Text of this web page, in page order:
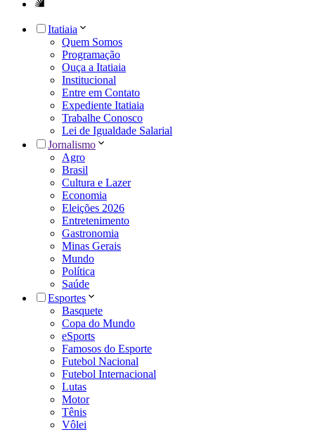
Itatiaia
Quem Somos
Programação
Ouça a Itatiaia
Institucional
Entre em Contato
Expediente Itatiaia
Trabalhe Conosco
Lei de Igualdade Salarial
Jornalismo
Agro
Brasil
Cultura e Lazer
Economia
Eleições 2026
Entretenimento
Gastronomia
Minas Gerais
Mundo
Política
Saúde
Esportes
Basquete
Copa do Mundo
eSports
Famosos do Esporte
Futebol Nacional
Futebol Internacional
Lutas
Motor
Tênis
Vôlei